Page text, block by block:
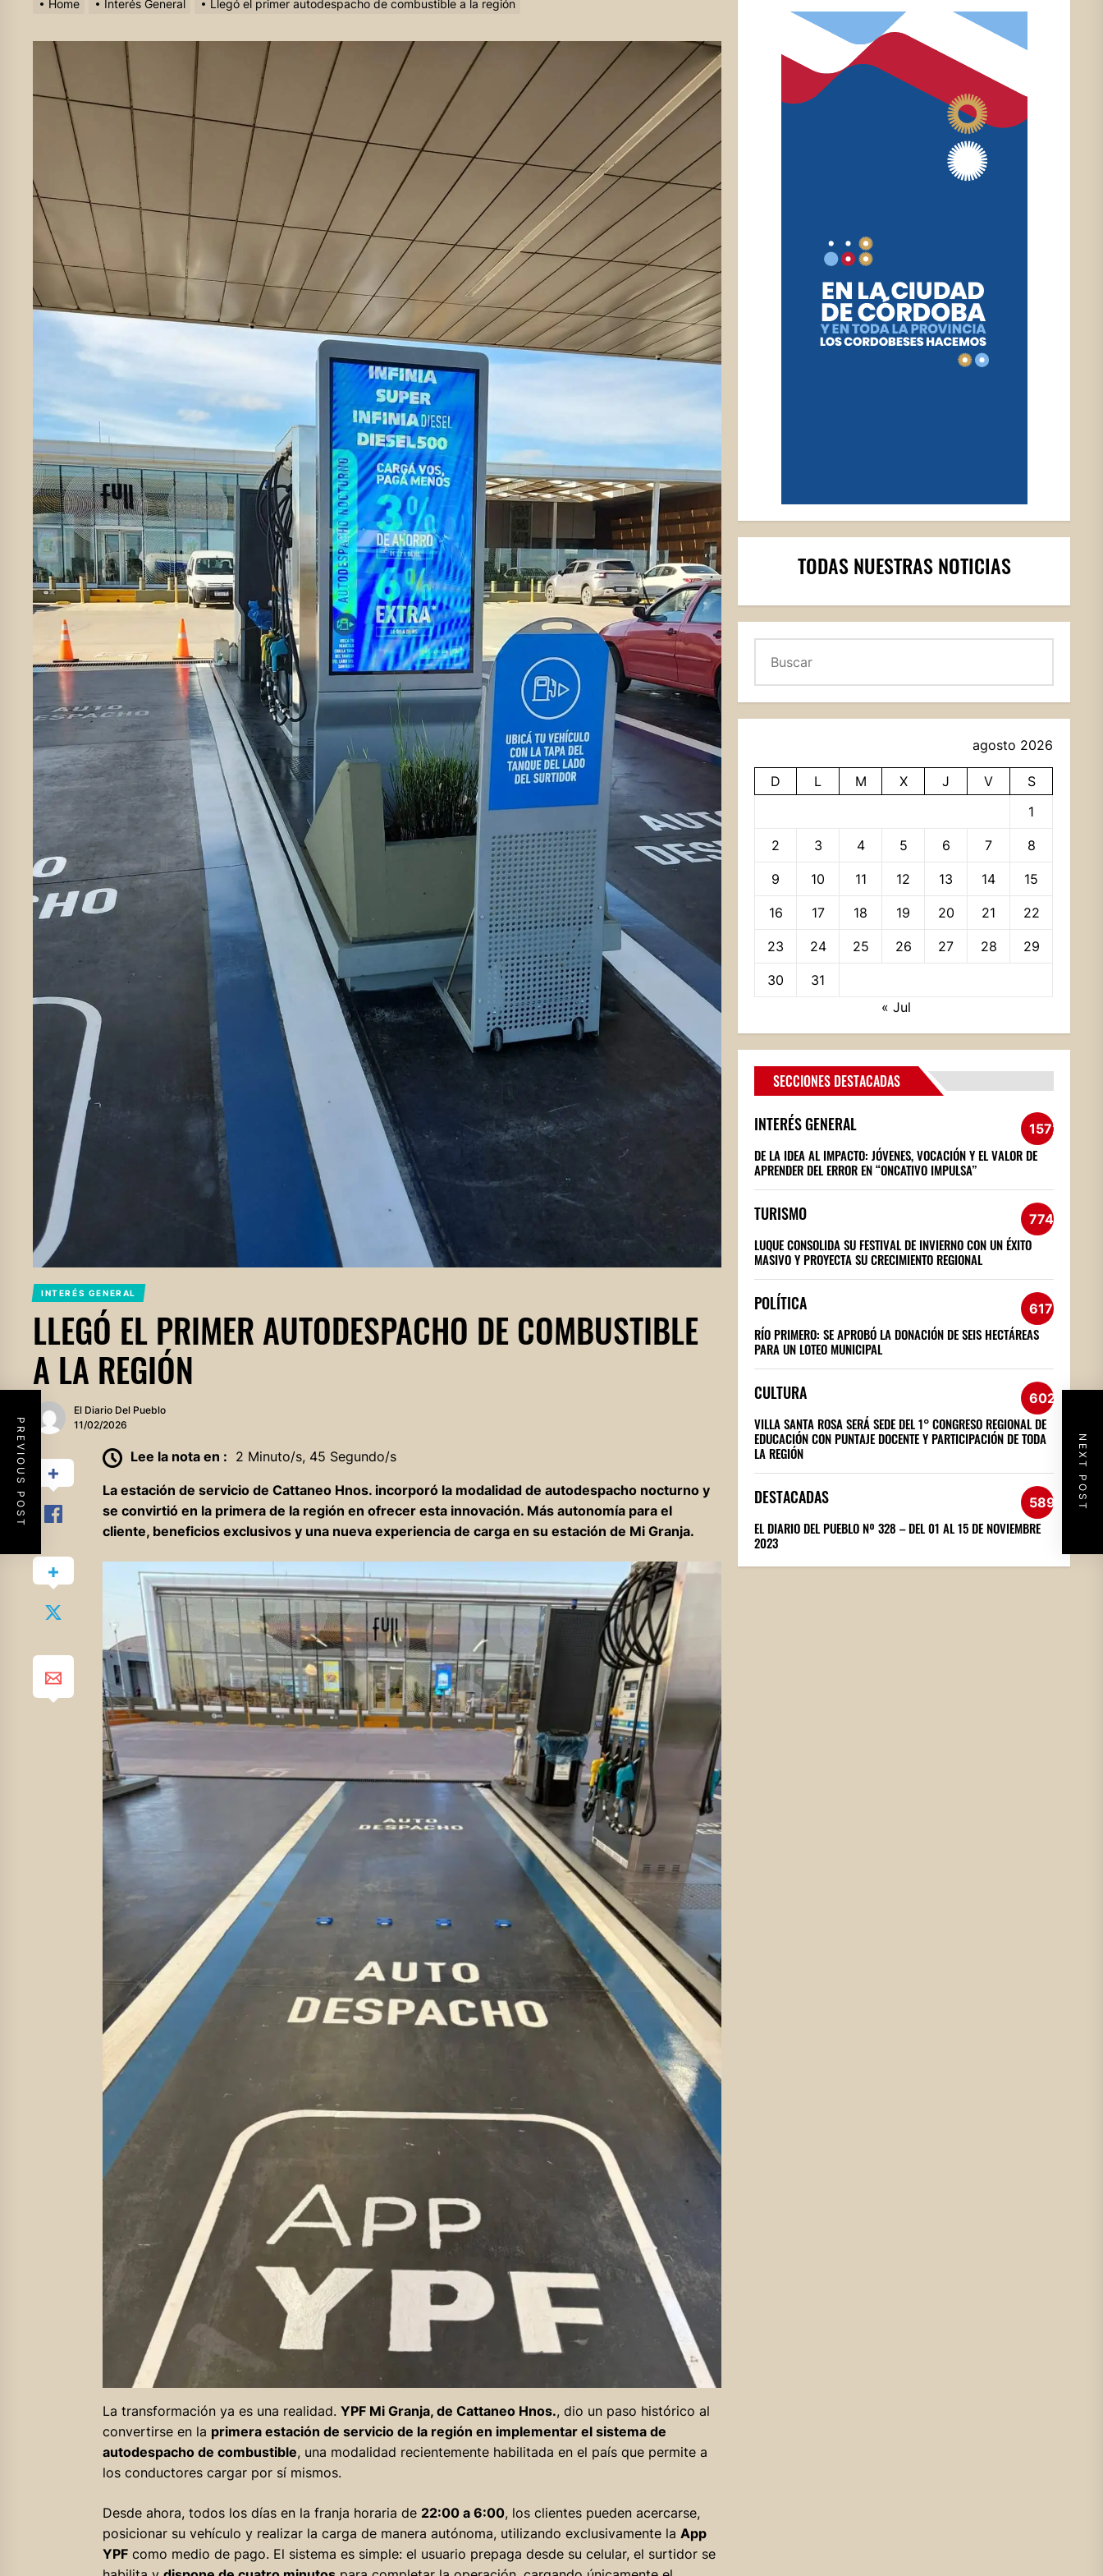
Home Interés General Llegó el primer autodespacho de combustible a la región
INTERÉS GENERAL
LLEGÓ EL PRIMER AUTODESPACHO DE COMBUSTIBLE
A LA REGIÓN
El Diario Del Pueblo
11/02/2026
Lee la nota en : 2 Minuto/s, 45 Segundo/s
La estación de servicio de Cattaneo Hnos. incorporó la modalidad de autodespacho nocturno y
se convirtió en la primera de la región en ofrecer esta innovación. Más autonomía para el
cliente, beneficios exclusivos y una nueva experiencia de carga en su estación de Mi Granja.
La transformación ya es una realidad. YPF Mi Granja, de Cattaneo Hnos., dio un paso histórico al
convertirse en la primera estación de servicio de la región en implementar el sistema de
autodespacho de combustible, una modalidad recientemente habilitada en el país que permite a
los conductores cargar por sí mismos.
Desde ahora, todos los días en la franja horaria de 22:00 a 6:00, los clientes pueden acercarse,
posicionar su vehículo y realizar la carga de manera autónoma, utilizando exclusivamente la App
YPFcomo medio de pago. El sistema es simple: el usuario prepaga desde su celular, el surtidor se
PREVIOUS POST NEXT POST
TODAS NUESTRAS NOTICIAS
agosto 2026
D L M X J V
S
1
2 3 4 5 6 7 8
9 10 11 12 13 14 15
16 17 18 19 20 21 22
23 24 25 26 27 28 29
30
31
« Jul
SECCIONES DESTACADAS
INTERÉS GENERAL 1572
DE LA IDEA AL IMPACTO: JÓVENES, VOCACIÓN Y EL VALOR DE
APRENDER DEL ERROR EN “ONCATIVO IMPULSA”
TURISMO 774
LUQUE CONSOLIDA SU FESTIVAL DE INVIERNO CON UN ÉXITO
MASIVO Y PROYECTA SU CRECIMIENTO REGIONAL
POLÍTICA 617
RÍO PRIMERO: SE APROBÓ LA DONACIÓN DE SEIS HECTÁREAS
PARA UN LOTEO MUNICIPAL
CULTURA 602
VILLA SANTA ROSA SERÁ SEDE DEL 1° CONGRESO REGIONAL DE
EDUCACIÓN CON PUNTAJE DOCENTE Y PARTICIPACIÓN DE TODA
LA REGIÓN
DESTACADAS 589
EL DIARIO DEL PUEBLO Nº 328 – DEL 01 AL 15 DE NOVIEMBRE
2023